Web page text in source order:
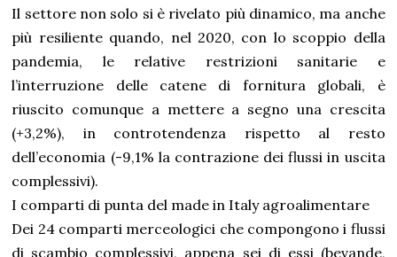
Il settore non solo si è rivelato più dinamico, ma anche
più resiliente quando, nel 2020, con lo scoppio della
pandemia, le relative restrizioni sanitarie e
l’interruzione delle catene di fornitura globali, è
riuscito comunque a mettere a segno una crescita
(+3,2%), in controtendenza rispetto al resto
dell’economia (-9,1% la contrazione dei flussi in uscita
complessivi).
I comparti di punta del made in Italy agroalimentare
Dei 24 comparti merceologici che compongono i flussi
di scambio complessivi, appena sei di essi (bevande,